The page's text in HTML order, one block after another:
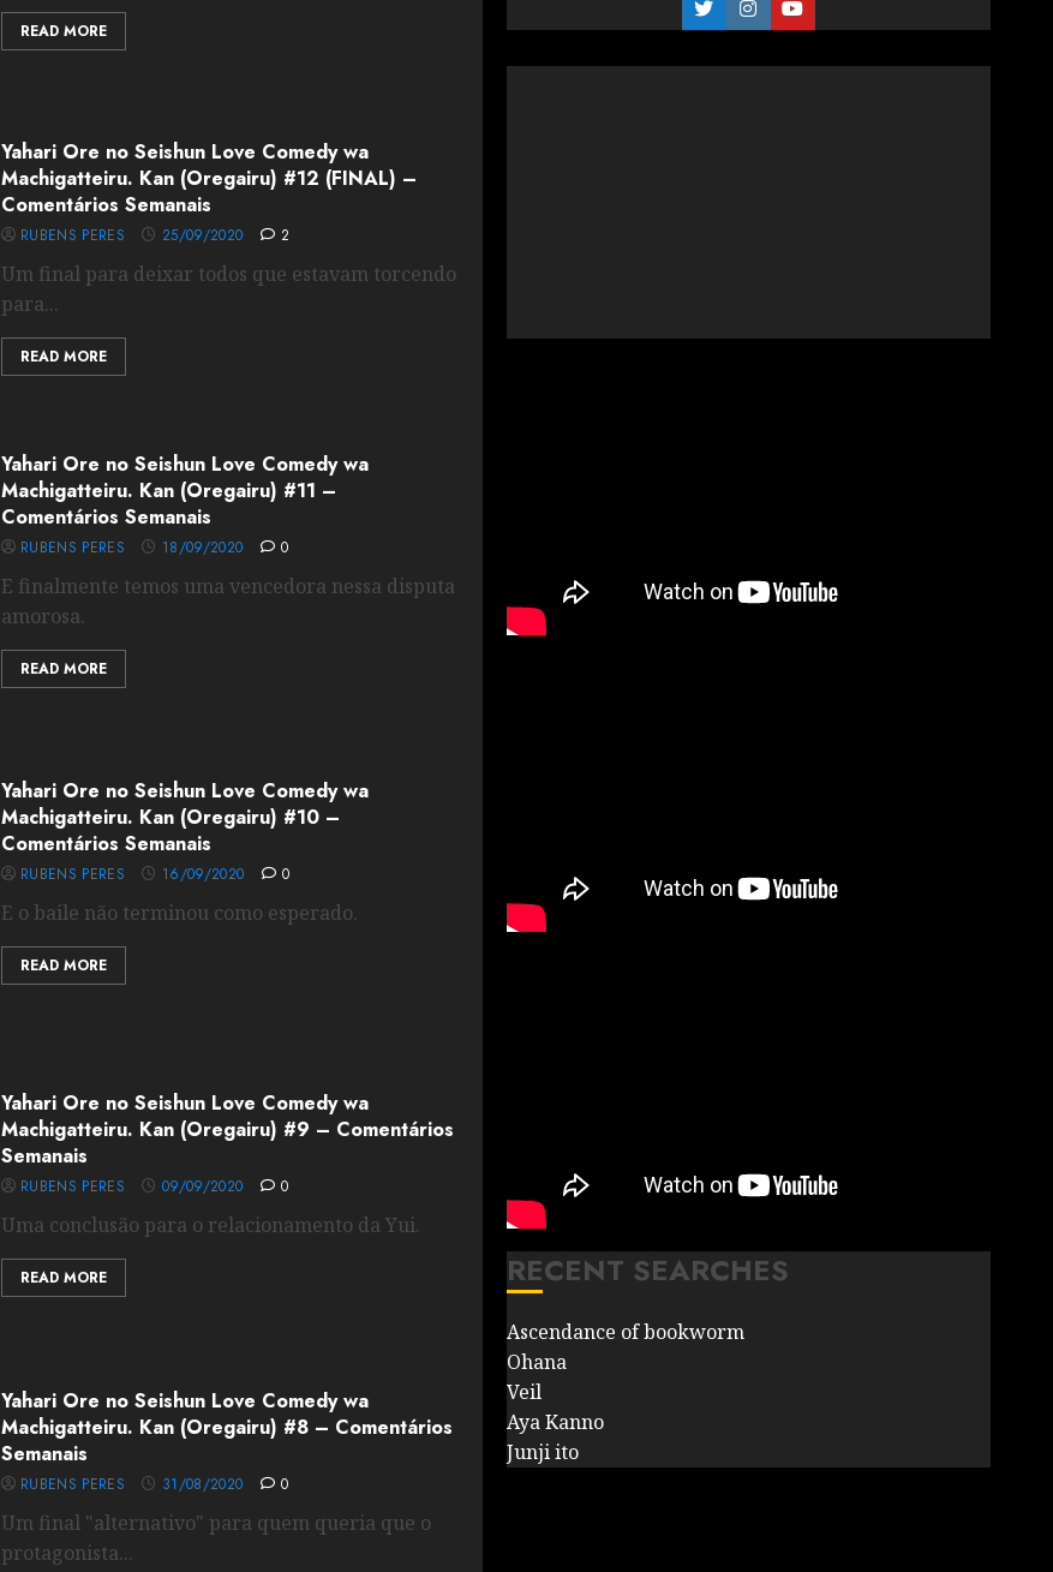
READ MORE
Yahari Ore no Seishun Love Comedy wa
Machigatteiru. Kan (Oregairu) #12 (FINAL) –
Comentários Semanais
RUBENS PERES 25/09/2020 2
Um final para deixar todos que estavam torcendo
para...
READ MORE
Yahari Ore no Seishun Love Comedy wa
Machigatteiru. Kan (Oregairu) #11 –
Comentários Semanais
RUBENS PERES 18/09/2020 0
E finalmente temos uma vencedora nessa disputa
amorosa.
READ MORE
Yahari Ore no Seishun Love Comedy wa
Machigatteiru. Kan (Oregairu) #10 –
Comentários Semanais
RUBENS PERES 16/09/2020 0
E o baile não terminou como esperado.
READ MORE
Yahari Ore no Seishun Love Comedy wa
Machigatteiru. Kan (Oregairu) #9 – Comentários
Semanais
RUBENS PERES 09/09/2020 0
Uma conclusão para o relacionamento da Yui.
READ MORE
Yahari Ore no Seishun Love Comedy wa
Machigatteiru. Kan (Oregairu) #8 – Comentários
Semanais
RUBENS PERES 31/08/2020 0
Um final "alternativo" para quem queria que o
protagonista...
RECENT SEARCHES
Ascendance of bookworm
Ohana
Veil
Aya Kanno
Junji ito